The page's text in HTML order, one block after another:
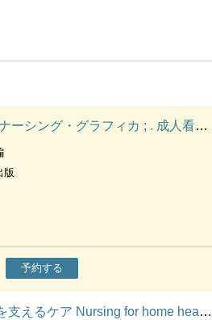
グ・グラフィカ ; . 成人看護学||セイジン カンゴガク ; 6
版
予約する
for home health care ナーシング・グラフィカ ; . 地域・在宅看護論||チイキ ザイタク カンゴロン ; 1